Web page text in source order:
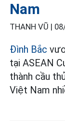
Nam
THANH VŨ |
Đình Bắc
tại ASEAN
thành cầu
Việt Nam